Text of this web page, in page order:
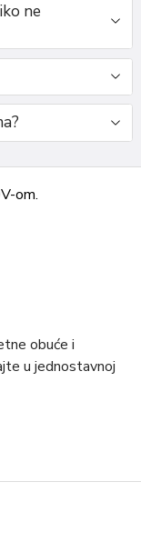
ne
om.
obuće i
u jednostavnoj